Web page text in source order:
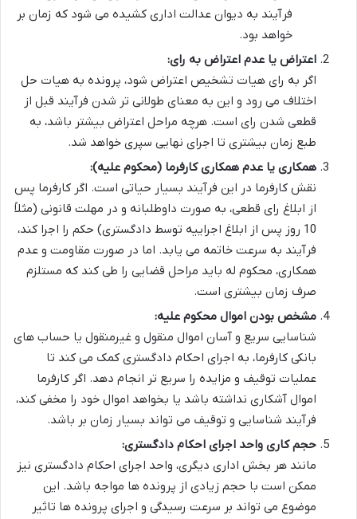
فرآیند به دیوان عدالت اداری کشیده می شود که زمان بر
خواهد بود.
اعتراض یا عدم اعتراض به رای:
اگر به رای هیات تشخیص اعتراض شود، پرونده به هیات حل
اختلاف می رود و این به معنای طولانی تر شدن فرآیند قبل از
قطعی شدن رای است. هرچه مراحل اعتراض بیشتر باشد، به
طبع زمان بیشتری تا اجرای نهایی سپری خواهد شد.
همکاری یا عدم همکاری کارفرما (محکوم علیه):
نقش کارفرما در این فرآیند بسیار حیاتی است. اگر کارفرما پس
از ابلاغ رای قطعی، به صورت داوطلبانه و در مهلت قانونی (مثلاً
10 روز پس از ابلاغ اجراییه توسط دادگستری) حکم را اجرا کند،
فرآیند به سرعت خاتمه می یابد. اما در صورت مقاومت و عدم
همکاری، محکوم له باید مراحل قضایی را طی کند که مستلزم
صرف زمان بیشتری است.
مشخص بودن اموال محکوم علیه:
شناسایی سریع و آسان اموال منقول و غیرمنقول یا حساب های
بانکی کارفرما، به اجرای احکام دادگستری کمک می کند تا
عملیات توقیف و مزایده را سریع تر انجام دهد. اگر کارفرما
اموال آشکاری نداشته باشد یا بخواهد اموال خود را مخفی کند،
فرآیند شناسایی و توقیف می تواند بسیار زمان بر باشد.
حجم کاری واحد اجرای احکام دادگستری:
مانند هر بخش اداری دیگری، واحد اجرای احکام دادگستری نیز
ممکن است با حجم زیادی از پرونده ها مواجه باشد. این
موضوع می تواند بر سرعت رسیدگی و اجرای پرونده ها تاثیر